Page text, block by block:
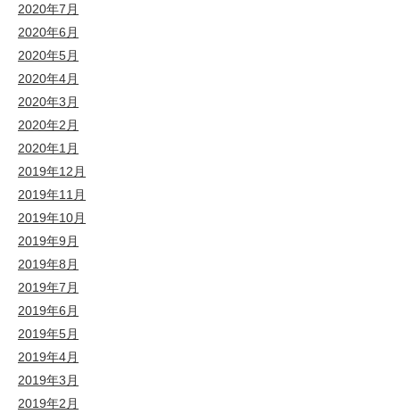
2020年7月
2020年6月
2020年5月
2020年4月
2020年3月
2020年2月
2020年1月
2019年12月
2019年11月
2019年10月
2019年9月
2019年8月
2019年7月
2019年6月
2019年5月
2019年4月
2019年3月
2019年2月